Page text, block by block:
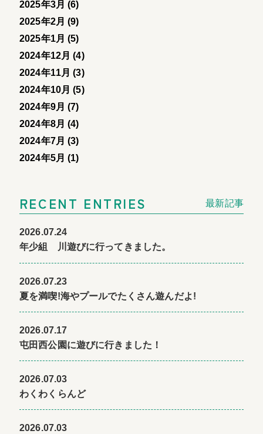
2025年3月 (6)
2025年2月 (9)
2025年1月 (5)
2024年12月 (4)
2024年11月 (3)
2024年10月 (5)
2024年9月 (7)
2024年8月 (4)
2024年7月 (3)
2024年5月 (1)
RECENT ENTRIES 最新記事
2026.07.24
年少組 川遊びに行ってきました。
2026.07.23
夏を満喫!海やプールでたくさん遊んだよ!
2026.07.17
屯田西公園に遊びに行きました！
2026.07.03
わくわくらんど
2026.07.03